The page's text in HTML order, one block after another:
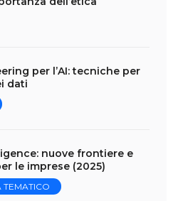
per l’AI: tecniche per
dati
nuove frontiere e
le imprese (2025)